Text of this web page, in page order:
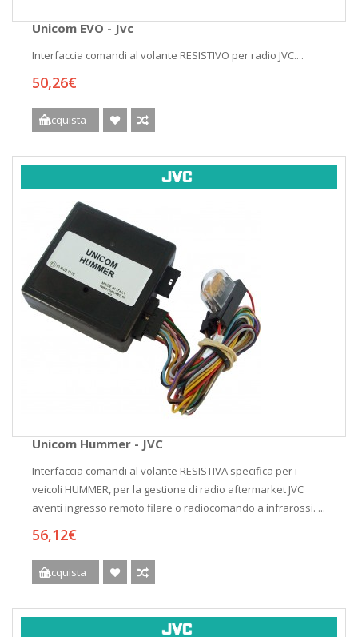
Unicom EVO - Jvc
Interfaccia comandi al volante RESISTIVO per radio JVC....
50,26€
Acquista
Unicom Hummer - JVC
Interfaccia comandi al volante RESISTIVA specifica per i
veicoli HUMMER, per la gestione di radio aftermarket JVC
aventi ingresso remoto filare o radiocomando a infrarossi. ...
56,12€
Acquista